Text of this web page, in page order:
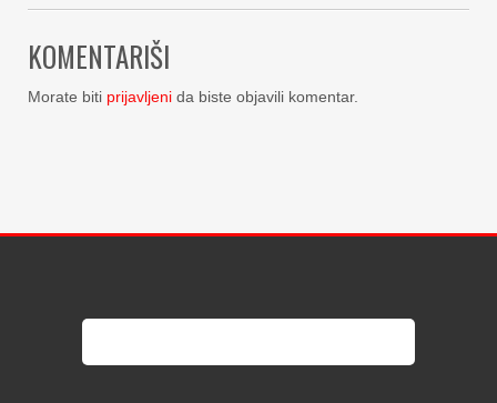
KOMENTARIŠI
Morate biti prijavljeni da biste objavili komentar.